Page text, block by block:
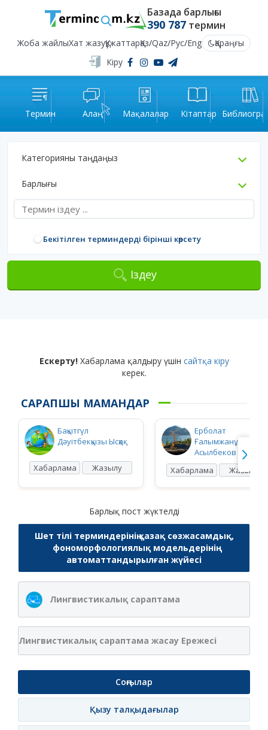
Базада барлығы
390 787термин
Жоба жайлыХат жазуҚұжаттарҚаз/Qaz/Рус/Eng
Қараңғы
Кіру
Термин Алаң Мақалалар Кітаптар
Категорияны таңдаңыз
Барлығы
Бекітілген терминдерді бірінші көрсету
Іздеу
Ескерту!Хабарлама қалдыру үшін сайтқа кіру
керек.
САРАПШЫ МАМАНДАР
Бақытгүл
Дәуітбекқызы Ысқақ
Хабарлама Жазылу
Ерболат
Ғалымжанұлы
Асылбеков
Хабарлама
Жазылу
Барлық пост жүктелді
Шет тілі терминдерінің қазақ сөзжасамдық,
фономорфологиялық модельдерінің
автоматтандырылған жүйесі
Лингвистикалық сараптама
Лингвистикалық сараптама жасау Ережесі
Соңғылар
Қызу талқыдағылар